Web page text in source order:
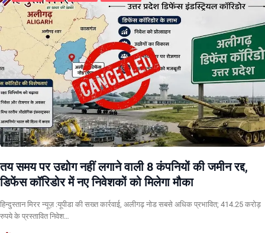
तय समय पर उद्योग नहीं लगाने वाली 8 कंपनियों की जमीन रद्द,
डिफेंस कॉरिडोर में नए निवेशकों को मिलेगा मौका
हिन्दुस्तान मिरर न्यूज़ :यूपीडा की सख्त कार्रवाई, अलीगढ़ नोड सबसे अधिक प्रभावित; 414.25 करोड़
रुपये के प्रस्तावित निवेश…